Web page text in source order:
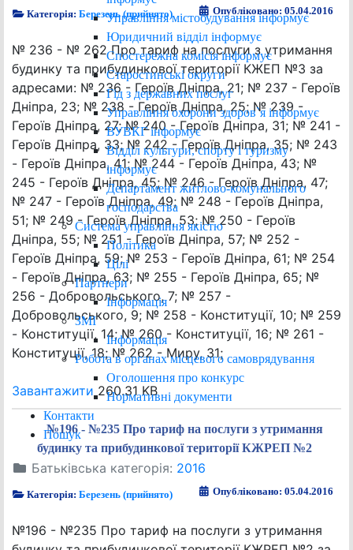
Управління містобудування інформує
Юридичний відділ інформує
Спостережна комісія інформує
Старостинські округи
Гід з державних послуг
Управління охорони здоров`я інформує
ВУВКГ інформує
Відділ культури, спорту і туризму
інформує
Департамент житлово-комунального
господарства
Система управління якістю
Політика
Цілі
Партнери
Інформація
ЗМІ
Інформація
Робота в органах місцевого самоврядування
Оголошення про конкурс
Нормативні документи
Контакти
Пошук
Категорія:Березень (прийнято) Опубліковано: 05.04.2016
№ 236 - № 262 Про тариф на послуги з утримання
будинку та прибудинкової території КЖЕП №3 за
адресами: № 236 - Героїв Дніпра, 21; № 237 - Героїв
Дніпра, 23; № 238 - Героїв Дніпра, 25; № 239 -
Героїв Дніпра, 27; № 240 - Героїв Дніпра, 31; № 241 -
Героїв Дніпра, 33; № 242 - Героїв Дніпра, 35; № 243
- Героїв Дніпра, 41; № 244 - Героїв Дніпра, 43; №
245 - Героїв Дніпра, 45; № 246 - Героїв Дніпра, 47;
№ 247 - Героїв Дніпра, 49; № 248 - Героїв Дніпра,
51; № 249 - Героїв Дніпра, 53; № 250 - Героїв
Дніпра, 55; № 251 - Героїв Дніпра, 57; № 252 -
Героїв Дніпра, 59; № 253 - Героїв Дніпра, 61; № 254
- Героїв Дніпра, 63; № 255 - Героїв Дніпра, 65; №
256 - Добровольського, 7; № 257 -
Добровольського, 9; № 258 - Конституції, 10; № 259
- Конституції, 14; № 260 - Конституції, 16; № 261 -
Конституції, 18; № 262 - Миру, 31;
Завантажити 260.31 KB
№196 - №235 Про тариф на послуги з утримання
будинку та прибудинкової території КЖРЕП №2
Батьківська категорія: 2016
Категорія:Березень (прийнято) Опубліковано: 05.04.2016
№196 - №235 Про тариф на послуги з утримання